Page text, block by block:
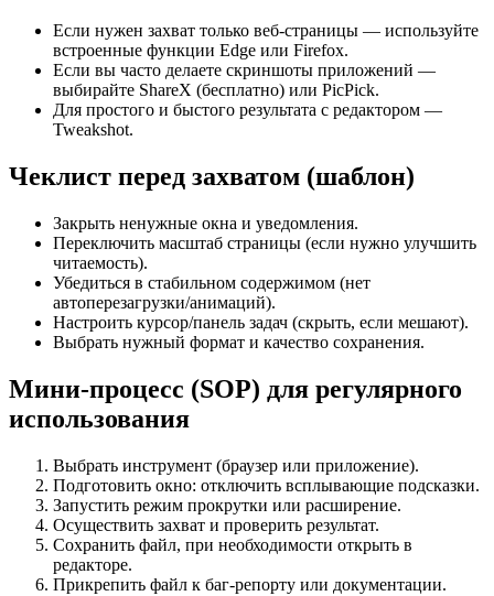
Если нужен захват только веб-страницы — используйте
встроенные функции Edge или Firefox.
Если вы часто делаете скриншоты приложений —
выбирайте ShareX (бесплатно) или PicPick.
Для простого и быстого результата с редактором —
Tweakshot.
Чеклист перед захватом (шаблон)
Закрыть ненужные окна и уведомления.
Переключить масштаб страницы (если нужно улучшить
читаемость).
Убедиться в стабильном содержимом (нет
автоперезагрузки/анимаций).
Настроить курсор/панель задач (скрыть, если мешают).
Выбрать нужный формат и качество сохранения.
Мини-процесс (SOP) для регулярного
использования
Выбрать инструмент (браузер или приложение).
Подготовить окно: отключить всплывающие подсказки.
Запустить режим прокрутки или расширение.
Осуществить захват и проверить результат.
Сохранить файл, при необходимости открыть в
редакторе.
Прикрепить файл к баг-репорту или документации.